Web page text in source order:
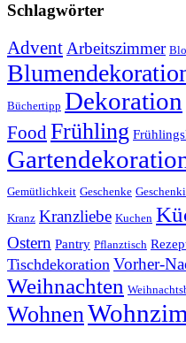
Schlagwörter
Advent Arbeitszimmer
Büchertipp Dekoration
FoodFrühling
Gemütlichkeit Geschenke
Kranz Kranzliebe Kuchen
Ostern Pantry Pflanztisch
Tischdekoration Vorher-
Weihnachten
Wohnen